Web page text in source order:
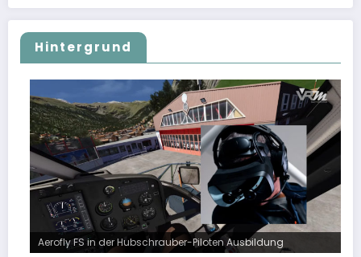
Hintergrund
Aerofly FS in der Hubschrauber-Piloten Ausbildung